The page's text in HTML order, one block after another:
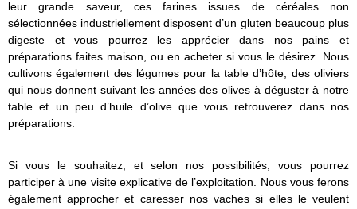
leur grande saveur, ces farines issues de céréales non
sélectionnées industriellement disposent d’un gluten beaucoup plus
digeste et vous pourrez les apprécier dans nos pains et
préparations faites maison, ou en acheter si vous le désirez. Nous
cultivons également des légumes pour la table d’hôte, des oliviers
qui nous donnent suivant les années des olives à déguster à notre
table et un peu d’huile d’olive que vous retrouverez dans nos
préparations.
Si vous le souhaitez, et selon nos possibilités, vous pourrez
participer à une visite explicative de l’exploitation. Nous vous ferons
également approcher et caresser nos vaches si elles le veulent